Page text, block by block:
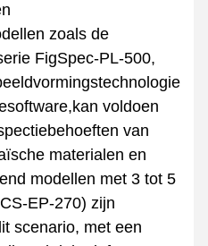
zoals de
FigSpec-PL-500,
voldoen
van
materialen en
modellen met 3 tot 5
EP-270) zijn
scenario, met een